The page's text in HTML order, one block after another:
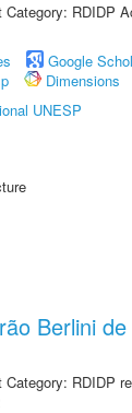
RDIDP
Google
Dimensions
UNESP
Berlini de
RDIDP